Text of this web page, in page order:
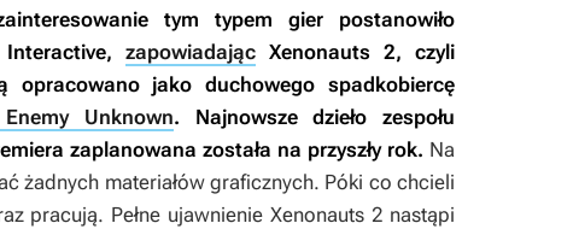
tym typem gier postanowiło
zapowiadając Xenonauts 2, czyli
jako duchowego spadkobiercę
Enemy Unknown. Najnowsze dzieło zespołu
zaplanowana została na przyszły rok. Na
żadnych materiałów graficznych. Póki co chcieli
pracują. Pełne ujawnienieXenonauts 2 nastąpi